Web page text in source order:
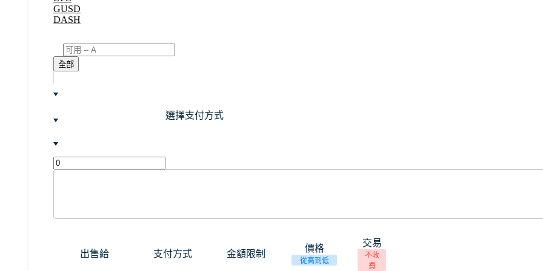
GUSD
DASH
全部
選擇支付方式
出售給 支付方式 金額限制
價格
從高到低
交易
不收
費